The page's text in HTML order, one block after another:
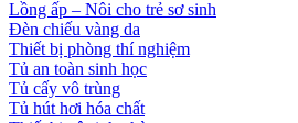
Lồng ấp – Nôi cho trẻ sơ sinh
Đèn chiếu vàng da
Thiết bị phòng thí nghiệm
Tủ an toàn sinh học
Tủ cấy vô trùng
Tủ hút hơi hóa chất